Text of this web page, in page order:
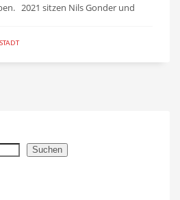
2021 sitzen Nils Gonder und
Suchen